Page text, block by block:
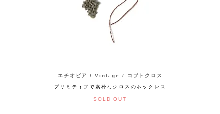
エチオピア / Vintage / コプトクロス
プリミティブで素朴なクロスのネックレス
SOLD OUT